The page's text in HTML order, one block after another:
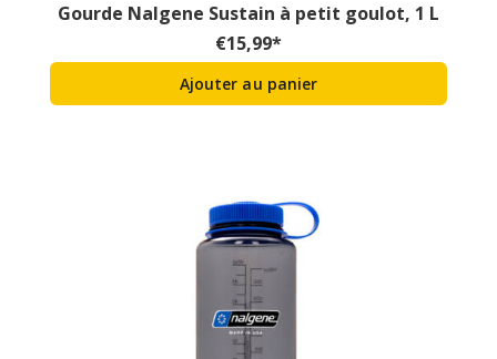
Gourde Nalgene Sustain à petit goulot, 1 L
€15,99*
Ajouter au panier